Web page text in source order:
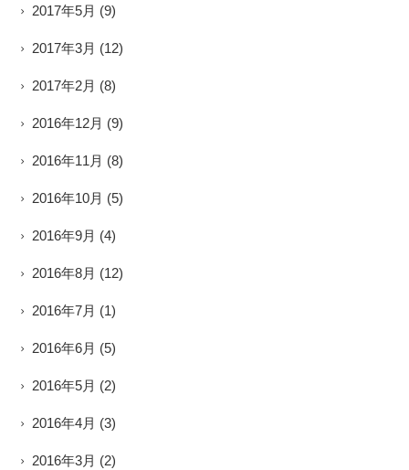
2017年5月 (9)
2017年3月 (12)
2017年2月 (8)
2016年12月 (9)
2016年11月 (8)
2016年10月 (5)
2016年9月 (4)
2016年8月 (12)
2016年7月 (1)
2016年6月 (5)
2016年5月 (2)
2016年4月 (3)
2016年3月 (2)